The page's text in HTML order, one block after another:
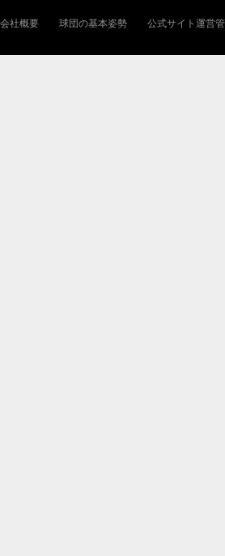
会社概要 球団の基本姿勢 公式サイト運営